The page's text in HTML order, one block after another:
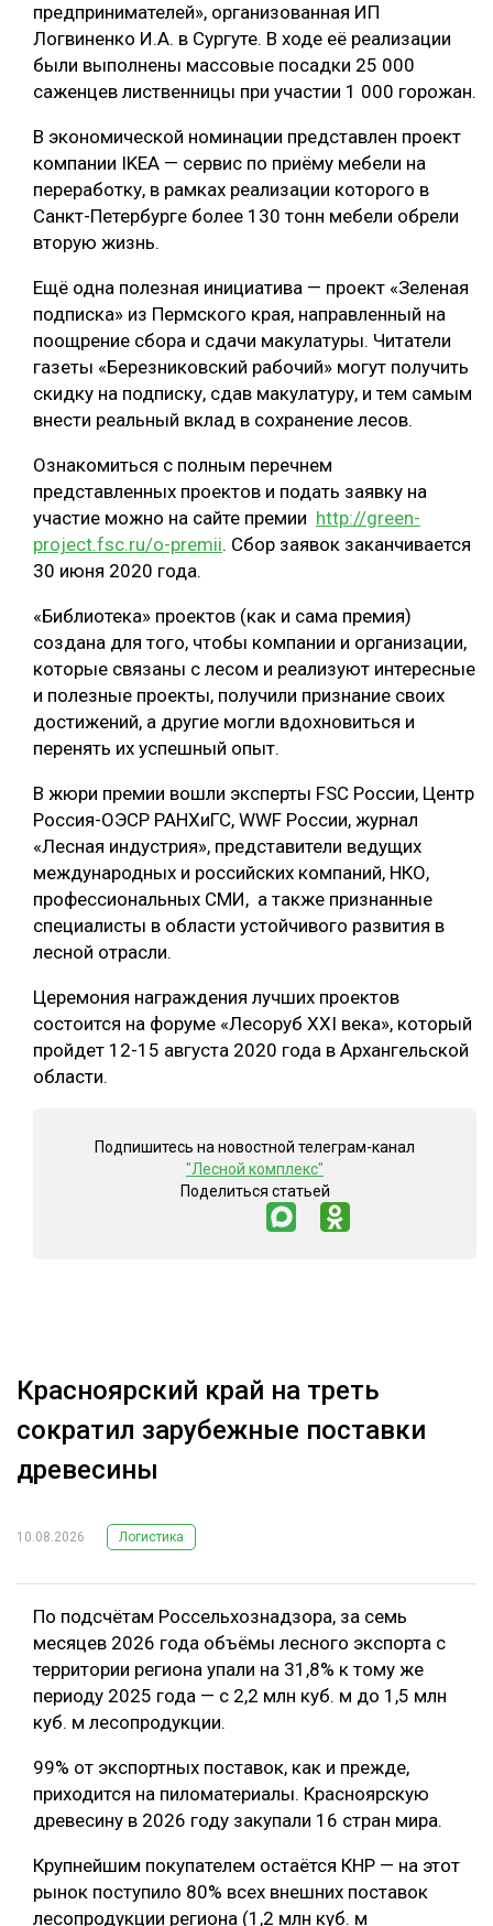
МЕБЕЛЬНОЕ ПРОИЗВОДСТВО
предпринимателей», организованная ИП
Логвиненко И.А. в Сургуте. В ходе её реализации
были выполнены массовые посадки 25 000
саженцев лиственницы при участии 1 000 горожан.
В экономической номинации представлен проект
компании IKEA — сервис по приёму мебели на
переработку, в рамках реализации которого в
Санкт-Петербурге более 130 тонн мебели обрели
вторую жизнь.
Ещё одна полезная инициатива — проект «Зеленая
подписка» из Пермского края, направленный на
поощрение сбора и сдачи макулатуры. Читатели
газеты «Березниковский рабочий» могут получить
скидку на подписку, сдав макулатуру, и тем самым
внести реальный вклад в сохранение лесов.
Ознакомиться с полным перечнем
представленных проектов и подать заявку на
участие можно на сайте премии http://green-
project.fsc.ru/o-premii. Сбор заявок заканчивается
30 июня 2020 года.
«Библиотека» проектов (как и сама премия)
создана для того, чтобы компании и организации,
которые связаны с лесом и реализуют интересные
и полезные проекты, получили признание своих
достижений, а другие могли вдохновиться и
перенять их успешный опыт.
В жюри премии вошли эксперты FSC России, Центр
Россия-ОЭСР РАНХиГС, WWF России, журнал
«Лесная индустрия», представители ведущих
международных и российских компаний, НКО,
профессиональных СМИ, а также признанные
специалисты в области устойчивого развития в
лесной отрасли.
Церемония награждения лучших проектов
состоится на форуме «Лесоруб XXI века», который
пройдет 12-15 августа 2020 года в Архангельской
области.
Подпишитесь на новостной телеграм-канал
"Лесной комплекс"
Поделиться статьей
Красноярский край на треть
сократил зарубежные поставки
древесины
10.08.2026 Логистика
По подсчётам Россельхознадзора, за семь
месяцев 2026 года объёмы лесного экспорта с
территории региона упали на 31,8% к тому же
периоду 2025 года — с 2,2 млн куб. м до 1,5 млн
куб. м лесопродукции.
99% от экспортных поставок, как и прежде,
приходится на пиломатериалы. Красноярскую
древесину в 2026 году закупали 16 стран мира.
Крупнейшим покупателем остаётся КНР — на этот
рынок поступило 80% всех внешних поставок
лесопродукции региона (1,2 млн куб. м